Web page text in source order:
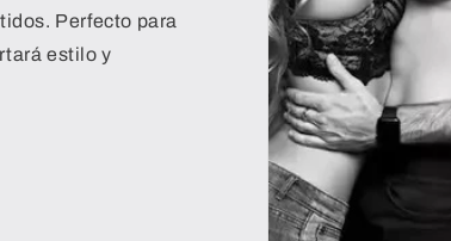
Perfecto para
estilo y